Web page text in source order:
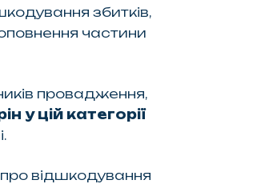
збитків,
частини
провадження,
у цій категорії
відшкодування